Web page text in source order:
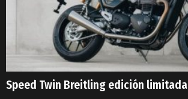
Speed Twin Breitling edición limitada